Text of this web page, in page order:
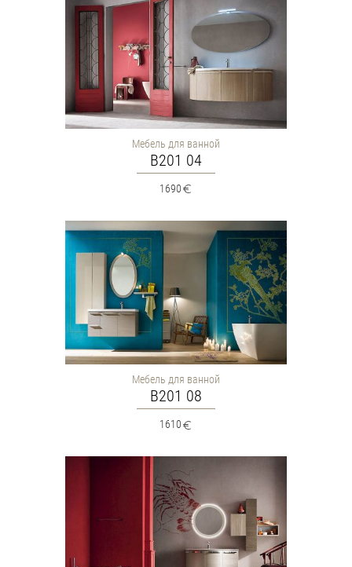
Мебель для ванной
B201 04
1690
Мебель для ванной
B201 08
1610